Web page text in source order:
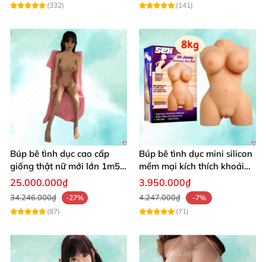
(332)
(141)
Búp bê tình dục cao cấp
giống thật nữ mới lớn 1m50
silicon
25.000.000₫
34.246.000₫
-27%
(87)
Búp bê tình dục mini silicon
mềm mại kích thích khoái
cảm cực đỉnh
3.950.000₫
4.247.000₫
-7%
(71)